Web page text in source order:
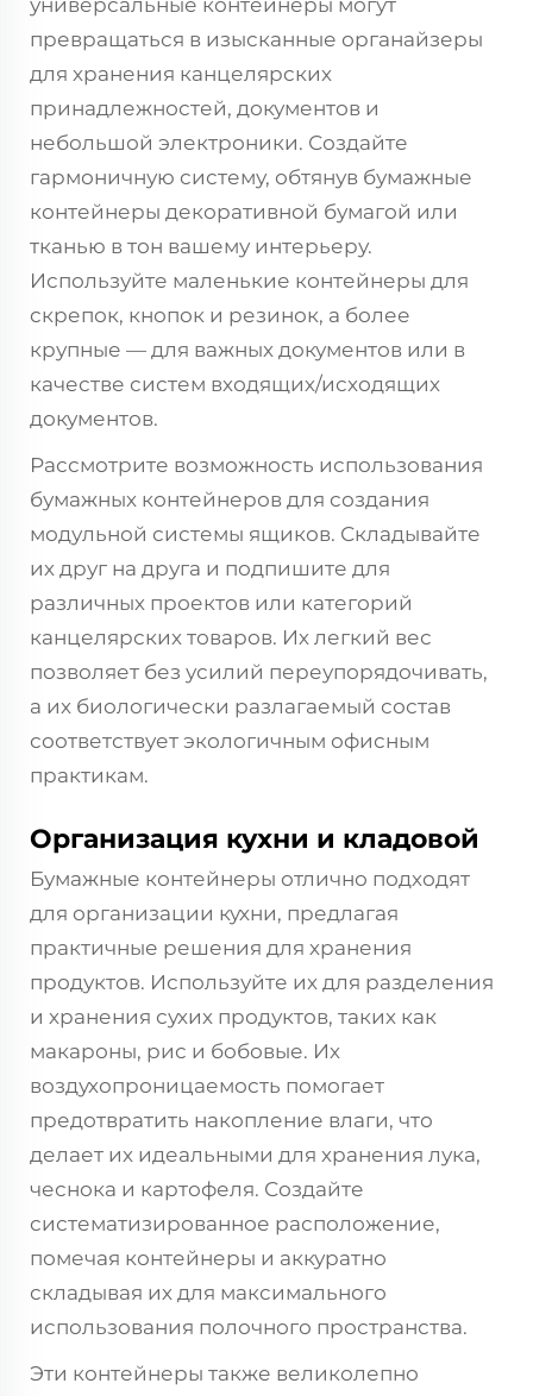
универсальные контейнеры могут
превращаться в изысканные органайзеры
для хранения канцелярских
принадлежностей, документов и
небольшой электроники. Создайте
гармоничную систему, обтянув бумажные
контейнеры декоративной бумагой или
тканью в тон вашему интерьеру.
Используйте маленькие контейнеры для
скрепок, кнопок и резинок, а более
крупные — для важных документов или в
качестве систем входящих/исходящих
документов.
Рассмотрите возможность использования
бумажных контейнеров для создания
модульной системы ящиков. Складывайте
их друг на друга и подпишите для
различных проектов или категорий
канцелярских товаров. Их легкий вес
позволяет без усилий переупорядочивать,
а их биологически разлагаемый состав
соответствует экологичным офисным
практикам.
Организация кухни и кладовой
Бумажные контейнеры отлично подходят
для организации кухни, предлагая
практичные решения для хранения
продуктов. Используйте их для разделения
и хранения сухих продуктов, таких как
макароны, рис и бобовые. Их
воздухопроницаемость помогает
предотвратить накопление влаги, что
делает их идеальными для хранения лука,
чеснока и картофеля. Создайте
систематизированное расположение,
помечая контейнеры и аккуратно
складывая их для максимального
использования полочного пространства.
Эти контейнеры также великолепно